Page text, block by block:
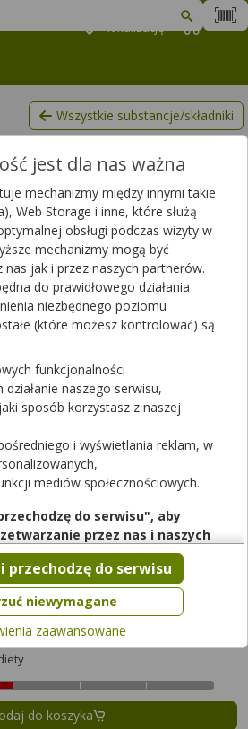
lokalizację
Wszystkie substancje/składniki
(1271)
Intima
do koszyka
Confort
do koszyka
Activ
do koszyka
jest dla nas ważna
mechanizmy między innymi takie
Web Storage i inne, które służą
obsługi podczas wizyty w
mechanizmy mogą być
jak i przez naszych partnerów.
do prawidłowego działania
niezbędnego poziomu
(które możesz kontrolować) są
funkcjonalności
działanie naszego serwisu,
sposób korzystasz z naszej
i wyświetlania reklam, w
mediów społecznościowych.
do serwisu", aby
przez nas i naszych
w powyższych celach.
zgody jest dobrowolne, a wyrażoną
chwili cofnąć, możesz też wycofać
Twoich danych tylko w niektórych
się więcej lub chcesz
szczegółową, to możesz tego
zaawansowanych".
wykorzystywania narzędzi
serwisie znajdziesz w
niewymagane
przechodzę do serwisu
zaawansowane